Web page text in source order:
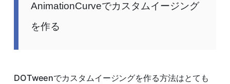
AnimationCurveでカスタムイージング
を作る
DOTweenでカスタムイージングを作る方法はとても